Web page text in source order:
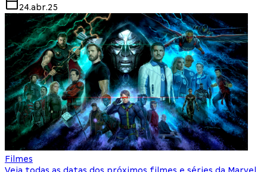
24.abr.25
Filmes
Veja todas as datas dos próximos filmes e séries da Marvel